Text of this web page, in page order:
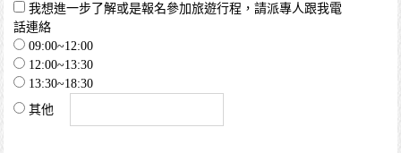
我想進一步了解或是報名參加旅遊行程，請派專人跟我電
話連絡
09:00~12:00
12:00~13:30
13:30~18:30
其他